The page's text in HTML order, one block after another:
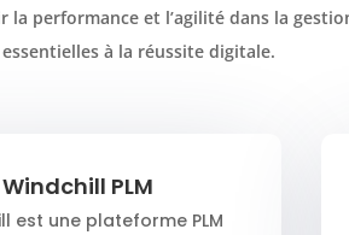
performance et l’agilité dans la
à la réussite digitale.
Windchill PLM
est une plateforme PLM